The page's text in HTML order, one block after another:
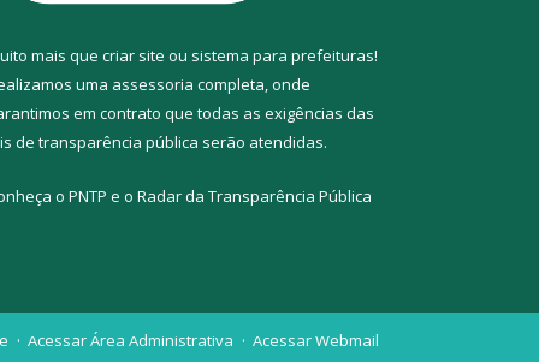
mais que criar site ou sistema para prefeituras!
uma assessoria completa, onde
em contrato que todas as exigências das
de transparência pública serão atendidas.
o PNTP e o Radar da Transparência Pública
Acessar Área Administrativa Acessar Webmail